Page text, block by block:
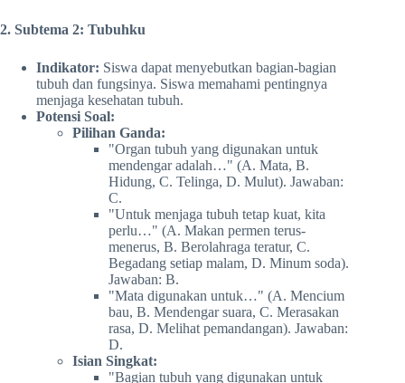
2. Subtema 2: Tubuhku
Indikator: Siswa dapat menyebutkan bagian-bagian
tubuh dan fungsinya. Siswa memahami pentingnya
menjaga kesehatan tubuh.
Potensi Soal:
Pilihan Ganda:
"Organ tubuh yang digunakan untuk
mendengar adalah…" (A. Mata, B.
Hidung, C. Telinga, D. Mulut). Jawaban:
C.
"Untuk menjaga tubuh tetap kuat, kita
perlu…" (A. Makan permen terus-
menerus, B. Berolahraga teratur, C.
Begadang setiap malam, D. Minum soda).
Jawaban: B.
"Mata digunakan untuk…" (A. Mencium
bau, B. Mendengar suara, C. Merasakan
rasa, D. Melihat pemandangan). Jawaban:
D.
Isian Singkat:
"Bagian tubuh yang digunakan untuk